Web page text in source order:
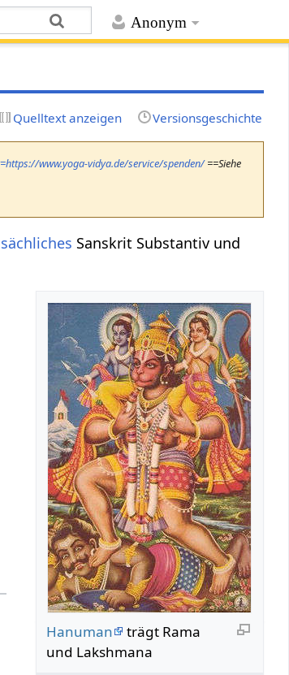
Anonym
Quelltext anzeigen Versionsgeschichte
www.yoga-vidya.de/service/spenden/==Siehe
sächliches Sanskrit Substantiv und
Hanuman
trägt Rama
und Lakshmana